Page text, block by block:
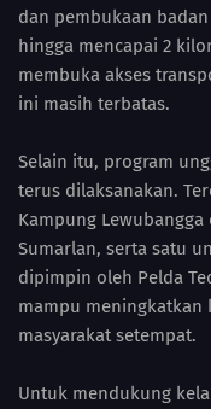
dan pembukaan
hingga mencapai 2
membuka akses
ini masih terbatas.
Selain itu, program
terus dilaksanakan.
Kampung
Sumarlan, serta satu
dipimpin oleh Pelda
mampu meningkatkan
masyarakat setempat.
Untuk mendukung